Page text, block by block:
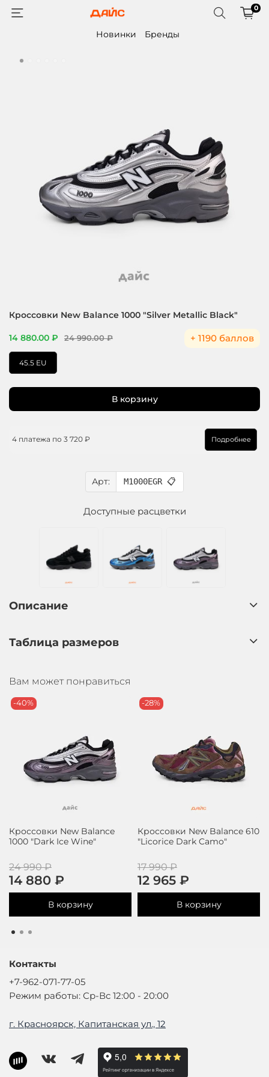
0
Новинки Бренды
Кроссовки New Balance 1000 "Silver Metallic Black"
14 880.00 ₽ 24 990.00 ₽ + 1190 баллов
Арт: M1000EGR 📋
В корзину
4 платежа по 3 720 ₽ Подробнее
45.5 EU
Доступные расцветки
Описание
Таблица размеров
Вам может понравиться
-40%
Кроссовки New Balance
1000 "Dark Ice Wine"
24 990 ₽
14 880 ₽
В корзину
-28%
Кроссовки New Balance 610
"Licorice Dark Camo"
17 990 ₽
12 965 ₽
В корзину
Контакты
+7-962-071-77-05
Режим работы: Ср-Вс 12:00 - 20:00
г. Красноярск, Капитанская ул., 12